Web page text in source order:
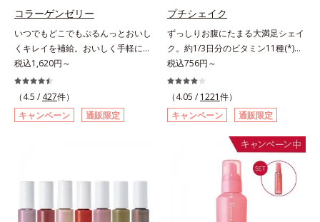
「マスカット風味」、ピーチの甘い
香りと爽やかな甘味が楽しめる「ピ
ーチ風味」の3種のフレーバーをご
用意。その日の気分に合わせてチョ
イスできるから、より飽きにくく、
水なしで飲めるから、毎日手軽にお
いしく続けられます。*1 販売商品
として。*2 許可表示：本品に含ま
れて丸い粉体になる「バウンスロー
上で転がりやすく、ひと塗りでふわ
っとのび広がります。
コラーゲンゼリー
いつでもどこでもぷるんっとおいし
くキレイを補給。おいしく手軽にキ
レイをチャージ！ おやつ感覚でハ
リと弾力のある毎日に欠かせない人
気のコラーゲンを補給できる、ステ
ィック型ゼリーです。吸収が早い、
分子の小さなコラーゲンが1袋にた
B6も加えました。コラーゲン特有
た、まるでフルーツゼリーのように
税込1,620円～
（4.5 / 427件）
キャンペーン
通販限定
プチシェイク
ずっしりお腹にたまる大満足シェイ
ク。約1/3日分のビタミン11種(*)・
鉄分・食物繊維配合でダイエットと
美容をしっかりサポート。食事とお
きかえるだけで簡単にカロリーを抑
えつつ、果実のいいところをまるご
と使って栄養バランスUP。食物繊
維やビタミン、鉄分などの不足しが
ちな栄養素をチャージして、健康的
なダイエットを後押しします。さら
に牛乳以外に、豆乳やヨーグルトに
も混ぜることができ、気分や摂りた
い栄養、空腹具合に合わせて食べ方
税込756円～
（4.05 / 1221件）
キャンペーン
通販限定